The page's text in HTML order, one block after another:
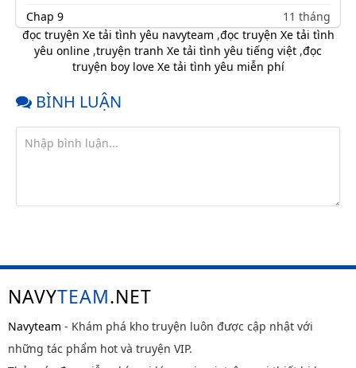
Chap 9
11 tháng
trước
Chap 8
11 tháng
Chap 7
Chap 6
Chap 2
Chap 1
đọc truyện Xe tải tình yêu navyteam ,đọc truyện Xe tải tình
yêu online ,truyện tranh Xe tải tình yêu tiếng việt ,đọc
truyện boy love Xe tải tình yêu miễn phí
BÌNH LUẬN
NAVYTEAM.NET
Navyteam - Khám phá kho truyện luôn được cập nhật với
những tác phẩm hot và truyện VIP.